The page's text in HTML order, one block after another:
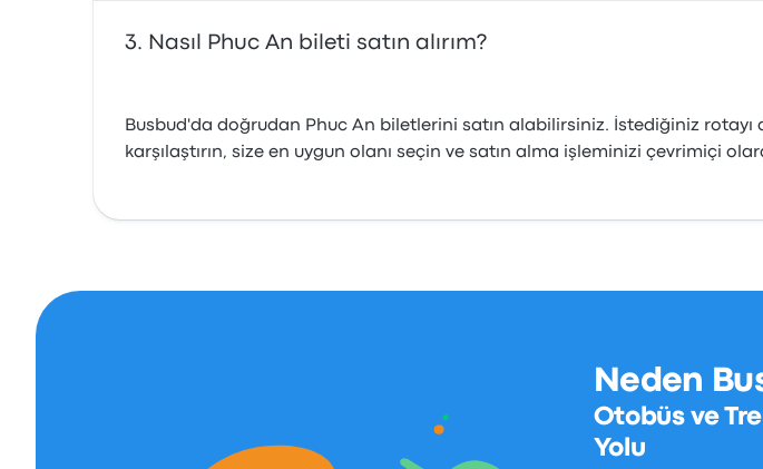
Nasıl Phuc An bileti satın alırım?
Busbud'da doğrudan Phuc An biletlerini satın alabilirsiniz. İstediğiniz
karşılaştırın, size en uygun olanı seçin ve satın alma işleminizi çevrimiçi
Neden
Otobüs ve
Yolu